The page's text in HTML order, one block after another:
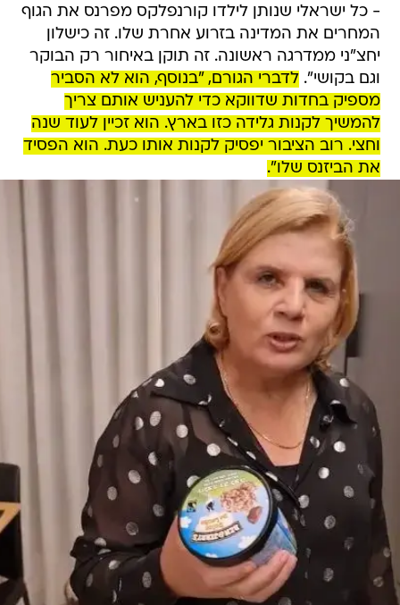
- כל ישראלי שנותן לילדו קורנפלקס מפרנס את הגוף
המחרים את המדינה בזרוע אחרת שלו. זה כישלון
יחצ"ני ממדרגה ראשונה. זה תוקן באיחור רק הבוקר
וגם בקושי".לדברי הגורם, "בנוסף, הוא לא הסביר
מספיק בחדות שדווקא כדי להעניש אותם צריך
להמשיך לקנות גלידה כזו בארץ. הוא זכיין לעוד שנה
וחצי. רוב הציבור יפסיק לקנות אותו כעת. הוא הפסיד
את הביזנס שלו".